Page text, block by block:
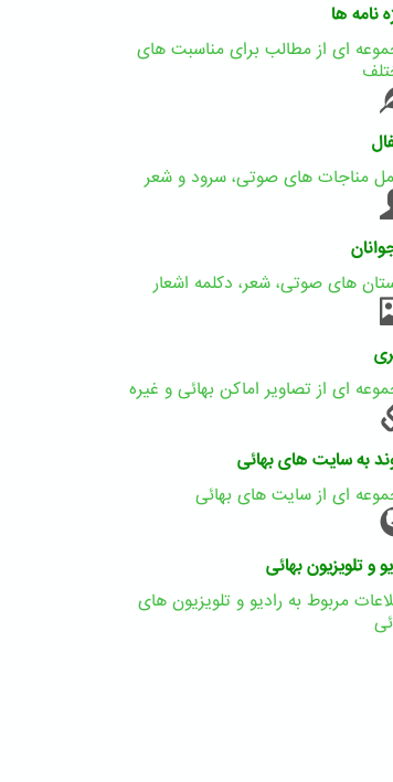
نامه ها
ای از مطالب برای مناسبت های
مناجات های صوتی، سرود و شعر
های صوتی، شعر، دکلمه اشعار
ای از تصاویر اماکن بهائی و غیره
به سایت های بهائی
ای از سایت های بهائی
و تلویزیون بهائی
مربوط به رادیو و تلویزیون های